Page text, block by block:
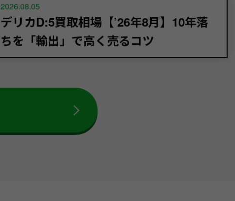
2026.08.05
デリカD:5買取相場【’26年8月】10年落
ちを「輸出」で高く売るコツ